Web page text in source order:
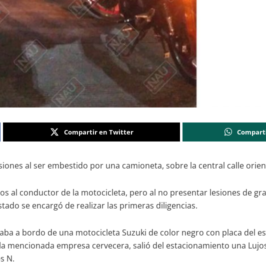
Compartir en Twitter
al ser embestido por una camioneta, sobre la central calle
al conductor de la motocicleta, pero al no presentar lesiones de
se encargó de realizar las primeras diligencias.
a bordo de una motocicleta Suzuki de color negro con placa del
empresa cervecera, salió del estacionamiento una
N.